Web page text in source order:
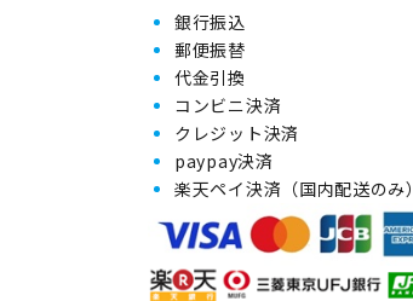
銀行振込
郵便振替
代金引換
コンビニ決済
クレジット決済
paypay決済
楽天ペイ決済（国内配送のみ）